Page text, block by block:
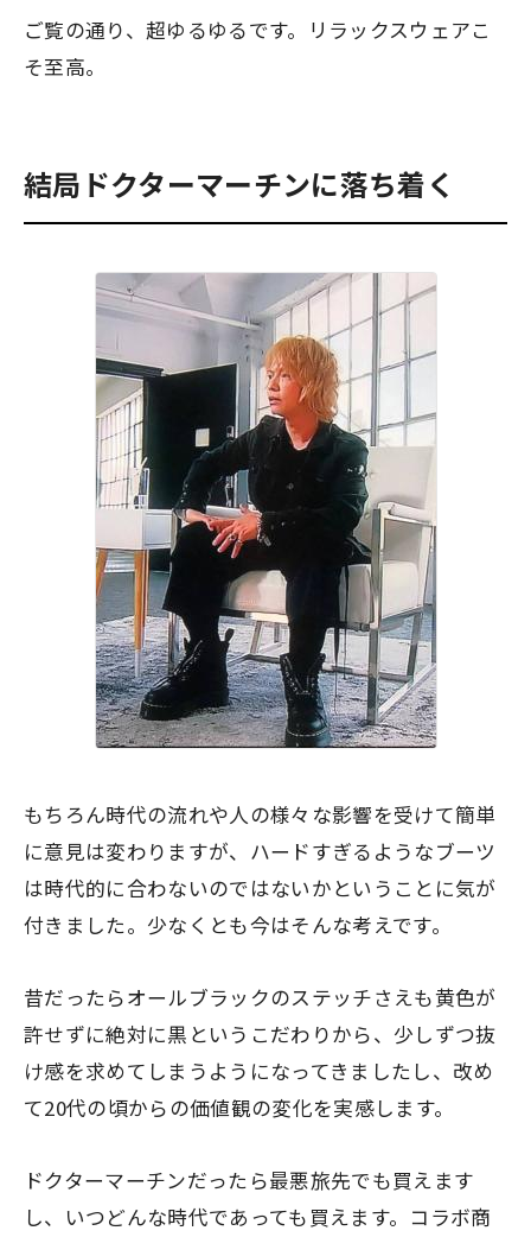
ご覧の通り、超ゆるゆるです。リラックスウェアこ
そ至高。
結局ドクターマーチンに落ち着く
もちろん時代の流れや人の様々な影響を受けて簡単
に意見は変わりますが、ハードすぎるようなブーツ
は時代的に合わないのではないかということに気が
付きました。少なくとも今はそんな考えです。
昔だったらオールブラックのステッチさえも黄色が
許せずに絶対に黒というこだわりから、少しずつ抜
け感を求めてしまうようになってきましたし、改め
て20代の頃からの価値観の変化を実感します。
ドクターマーチンだったら最悪旅先でも買えます
し、いつどんな時代であっても買えます。コラボ商